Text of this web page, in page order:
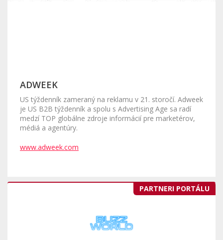
ADWEEK
US týždenník zameraný na reklamu v 21. storočí. Adweek
je US B2B týždenník a spolu s Advertising Age sa radí
medzí TOP globálne zdroje informácií pre marketérov,
médiá a agentúry.
www.adweek.com
PARTNERI PORTÁLU